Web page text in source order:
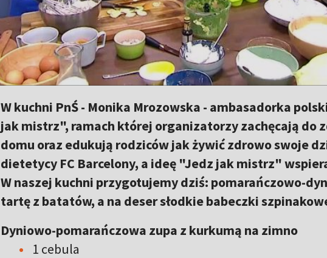
W kuchni PnŚ - Monika Mrozowska - ambasadorka
jak mistrz", ramach której organizatorzy zachęcają do
domu oraz edukują rodziców jak żywić zdrowo swoje
dietetycy FC Barcelony, a ideę "Jedz jak mistrz"
W naszej kuchni przygotujemy dziś: pomarańczowo-
tartę z batatów, a na deser słodkie babeczki
Dyniowo-pomarańczowa zupa z kurkumą na zimno
1 cebula